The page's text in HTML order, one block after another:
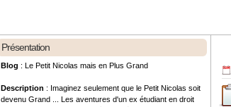
Présentation
Blog : Le Petit Nicolas mais en Plus Grand
Description : Imaginez seulement que le Petit Nicolas soit
devenu Grand ... Les aventures d'un ex étudiant en droit